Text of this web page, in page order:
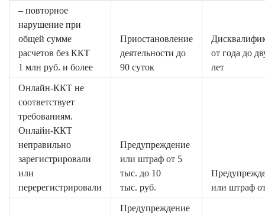
– повторное
нарушение при
общей сумме
расчетов без ККТ
1 млн руб. и более
Приостановление
деятельности до
90 суток
от года до
лет
Онлайн-ККТ не
соответствует
требованиям.
Онлайн-ККТ
неправильно
зарегистрировали
или
перерегистрировали
Предупреждение
или штраф от 5
тыс. до 10
тыс. руб.
или штраф
Предупреждение